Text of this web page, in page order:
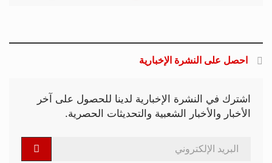
احصل على النشرة الإخبارية
اشترك في النشرة الإخبارية لدينا للحصول على آخر
الأخبار والأخبار الشعبية والتحديثات الحصرية.